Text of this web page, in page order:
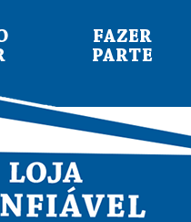
FAZER
PARTE